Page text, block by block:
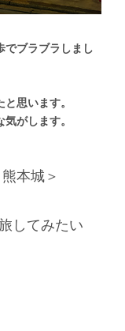
でブラブラしまし
思います。
がします。
本城＞
してみたい